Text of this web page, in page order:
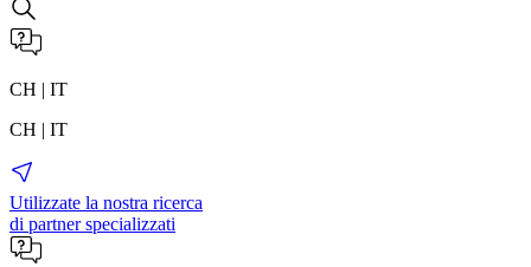
CH | IT
CH | IT
Utilizzate la nostra ricerca
di partner specializzati